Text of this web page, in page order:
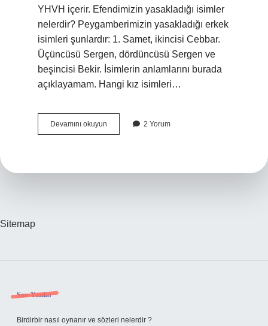
YHVH içerir. Efendimizin yasakladığı isimler
nelerdir? Peygamberimizin yasakladığı erkek
isimleri şunlardır: 1. Samet, ikincisi Cebbar.
Üçüncüsü Sergen, dördüncüsü Sergen ve
beşincisi Bekir. İsimlerin anlamlarını burada
açıklayamam. Hangi kız isimleri…
Devamını okuyun
Yasakladığı
2 Yorum
Sitemap
Sidebar
Son Yazılar
Birdirbir nasıl oynanır ve sözleri nelerdir ?